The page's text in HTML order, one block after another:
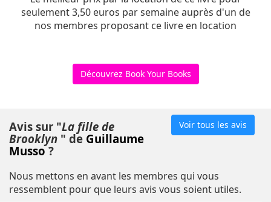
seulement 3,50 euros par semaine auprès d'un de
nos membres proposant ce livre en location
Découvrez Book Your Books
Voir tous les avis
Avis sur "La fille de
Brooklyn " de Guillaume
Musso?
Nous mettons en avant les membres qui vous
ressemblent pour que leurs avis vous soient utiles.